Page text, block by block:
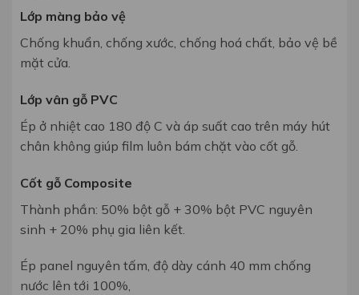
Lớp màng bảo vệ
Chống khuẩn, chống xước, chống hoá chất, bảo vệ bề
mặt cửa.
Lớp vân gỗ PVC
Ép ở nhiệt cao 180 độ C và áp suất cao trên máy hút
chân không giúp film luôn bám chặt vào cốt gỗ.
Cốt gỗ Composite
Thành phần: 50% bột gỗ + 30% bột PVC nguyên
sinh + 20% phụ gia liên kết.
Ép panel nguyên tấm, độ dày cánh 40 mm chống
nước lên tới 100%,